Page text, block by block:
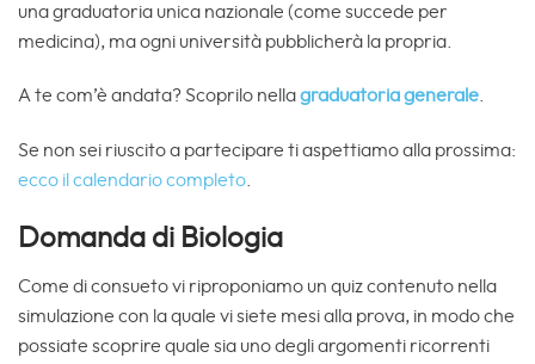
una graduatoria unica nazionale (come succede per
medicina), ma ogni università pubblicherà la propria.
A te com’è andata? Scoprilo nellagraduatoria generale.
Se non sei riuscito a partecipare ti aspettiamo alla prossima:
ecco il calendario completo
Domanda di Biologia
Come di consueto vi riproponiamo un quiz contenuto nella
simulazione con la quale vi siete mesi alla prova, in modo che
possiate scoprire quale sia uno degli argomenti ricorrenti